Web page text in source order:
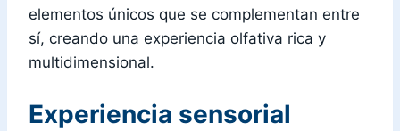
elementos únicos que se complementan entre
sí, creando una experiencia olfativa rica y
multidimensional.
Experiencia sensorial